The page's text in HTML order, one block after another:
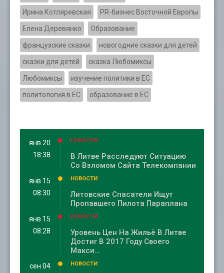
Ирина Котляревская PR-бизнес Восточной Европы
Елена Деревянко Образование
французские сказки новогодние сказки для детей
сказки для детей сказка Любомиксы
Любомиксы изучение политики в ЕС
политология в ЕС образование в ЕС
янв 20
18:38
НОВОСТИ
В Литве Расследуют Ситуацию
Со Взломом Сайта Телекомпании
янв 15
08:30
НОВОСТИ
Литовские Спасатели Ищут
Пропавшего Пилота Параплана
янв 15
08:28
НОВОСТИ
Уровень Цен На Жильё В Литве
Достиг В 2017 Году Своего
Макси…
сен 04
НОВОСТИ